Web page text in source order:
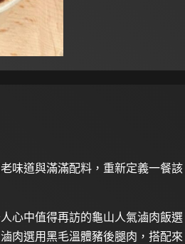
味道與滿滿配料，重新定義一餐該
心中值得再訪的龜山人氣滷肉飯選
肉選用黑毛溫體豬後腿肉，搭配來